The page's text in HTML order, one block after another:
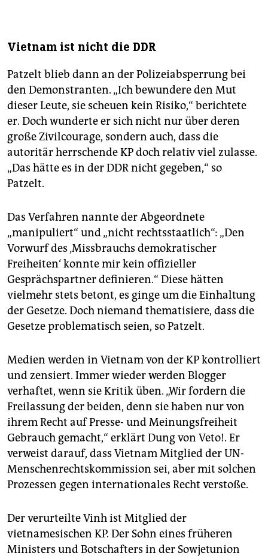
Vietnam ist nicht die DDR
Patzelt blieb dann an der Polizeiabsperrung bei
den Demonstranten. „Ich bewundere den Mut
dieser Leute, sie scheuen kein Risiko,“ berichtete
er. Doch wunderte er sich nicht nur über deren
große Zivilcourage, sondern auch, dass die
autoritär herrschende KP doch relativ viel zulasse.
„Das hätte es in der DDR nicht gegeben,“ so
Patzelt.
Das Verfahren nannte der Abgeordnete
„manipuliert“ und „nicht rechtsstaatlich“: „Den
Vorwurf des ‚Missbrauchs demokratischer
Freiheiten‘ konnte mir kein offizieller
Gesprächspartner definieren.“ Diese hätten
vielmehr stets betont, es ginge um die Einhaltung
der Gesetze. Doch niemand thematisiere, dass die
Gesetze problematisch seien, so Patzelt.
Medien werden in Vietnam von der KP kontrolliert
und zensiert. Immer wieder werden Blogger
verhaftet, wenn sie Kritik üben. „Wir fordern die
Freilassung der beiden, denn sie haben nur von
ihrem Recht auf Presse- und Meinungsfreiheit
Gebrauch gemacht,“ erklärt Dung von Veto!. Er
verweist darauf, dass Vietnam Mitglied der UN-
Menschenrechtskommission sei, aber mit solchen
Prozessen gegen internationales Recht verstoße.
Der verurteilte Vinh ist Mitglied der
vietnamesischen KP. Der Sohn eines früheren
Ministers und Botschafters in der Sowjetunion